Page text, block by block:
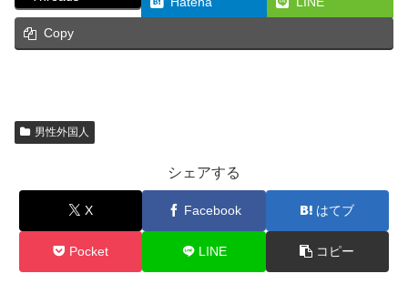
Copy
男性外国人
シェアする
X Facebook はてブ
Pocket LINE コピー